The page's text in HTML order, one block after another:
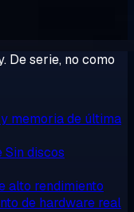
De serie, no como
memoria de última
Sin discos
alto rendimiento
de hardware real